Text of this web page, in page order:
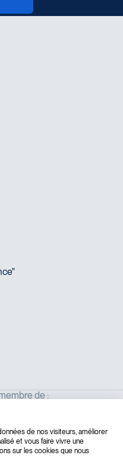
de :
de nos visiteurs, améliorer
et vous faire vivre une
sur les cookies que nous